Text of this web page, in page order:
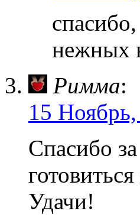
нежных
Римма:
15
Спасибо
Удачи!